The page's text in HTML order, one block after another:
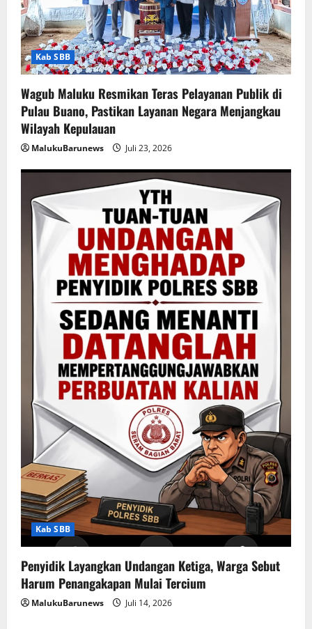
Kab SBB
Wagub Maluku Resmikan Teras Pelayanan Publik di
Pulau Buano, Pastikan Layanan Negara Menjangkau
Wilayah Kepulauan
MalukuBarunews Juli 23, 2026
Kab SBB
Penyidik Layangkan Undangan Ketiga, Warga Sebut
Harum Penangakapan Mulai Tercium
MalukuBarunews Juli 14, 2026